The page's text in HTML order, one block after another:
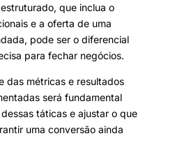
que inclua o
e a oferta de uma
pode ser o diferencial
para fechar negócios.
das métricas e resultados
será fundamental
táticas e ajustar o que
uma conversão ainda